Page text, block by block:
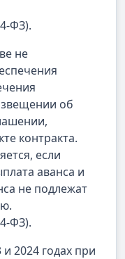
ФЗ).
не
об
контракта.
если
аванса и
не подлежат
ФЗ).
2024 годах при